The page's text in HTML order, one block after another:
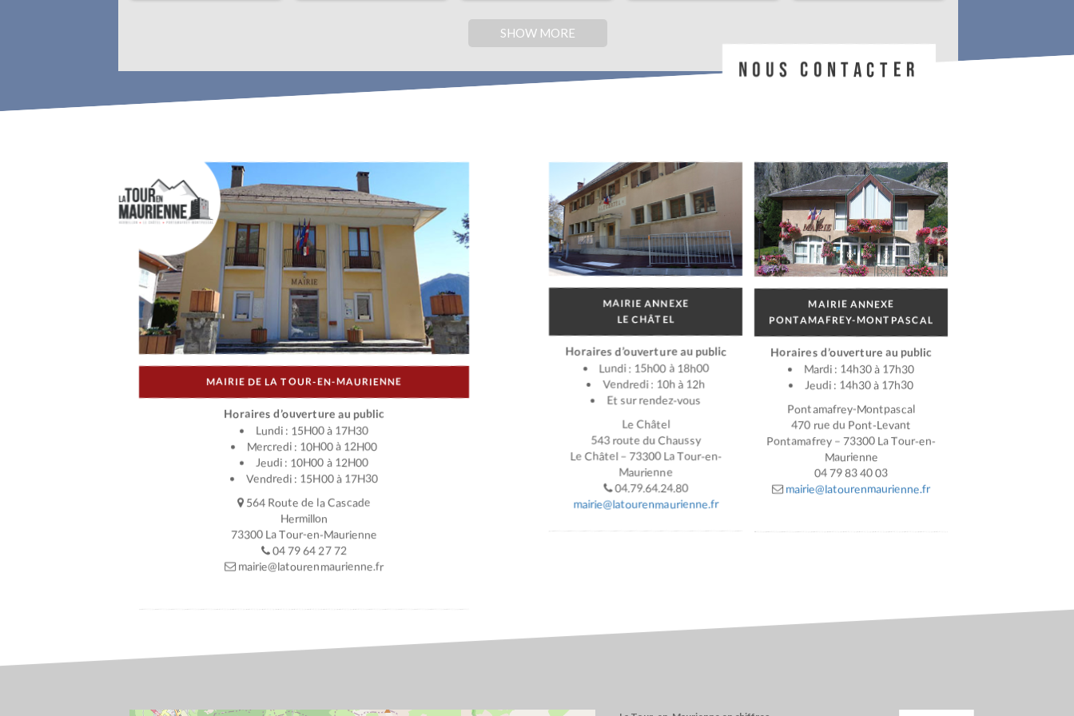
SHOW MORE
NOUS CONTACTER
MAIRIE DE LA TOUR-EN-MAURIENNE
Horaires d’ouverture au public
Lundi : 15H00 à 17H30
Mercredi : 10H00 à 12H00
Jeudi : 10H00 à 12H00
Vendredi : 15H00 à 17H30
564 Route de la Cascade
Hermillon
73300 La Tour-en-Maurienne
04 79 64 27 72
mairie@latourenmaurienne.fr
MAIRIE ANNEXE
LE CHÂTEL
Horaires d’ouverture au public
Lundi : 15h00 à 18h00
Vendredi : 10h à 12h
Et sur rendez-vous
Le Châtel
543 route du Chaussy
Le Châtel – 73300 La Tour-en-
Maurienne
04.79.64.24.80
mairie@latourenmaurienne.fr
MAIRIE ANNEXE
PONTAMAFREY-MONTPASCAL
Horaires d’ouverture au public
Mardi : 14h30 à 17h30
Jeudi : 14h30 à 17h30
Pontamafrey-Montpascal
470 rue du Pont-Levant
Pontamafrey – 73300 La Tour-en-
Maurienne
04 79 83 40 03
mairie@latourenmaurienne.fr